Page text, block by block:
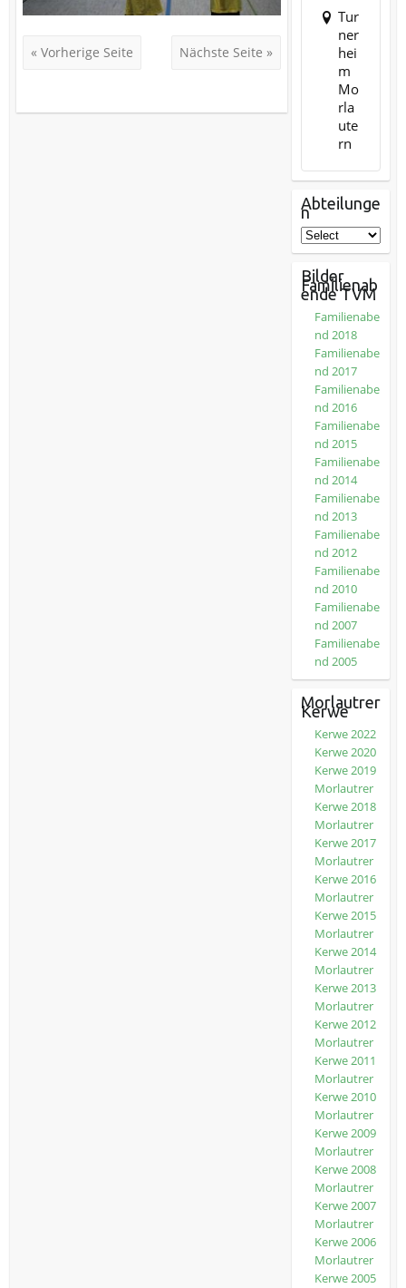
« Vorherige Seite Nächste Seite »
Tur
ner
hei
m
Mo
rla
ute
rn
Abteilunge
n
Bilder
Familienab
ende TVM
Familienabe
nd 2018
Familienabe
nd 2017
Familienabe
nd 2016
Familienabe
nd 2015
Familienabe
nd 2014
Familienabe
nd 2013
Familienabe
nd 2012
Familienabe
nd 2010
Familienabe
nd 2007
Familienabe
nd 2005
Morlautrer
Kerwe
Kerwe 2022
Kerwe 2020
Kerwe 2019
Morlautrer
Kerwe 2018
Morlautrer
Kerwe 2017
Morlautrer
Kerwe 2016
Morlautrer
Kerwe 2015
Morlautrer
Kerwe 2014
Morlautrer
Kerwe 2013
Morlautrer
Kerwe 2012
Morlautrer
Kerwe 2011
Morlautrer
Kerwe 2010
Morlautrer
Kerwe 2009
Morlautrer
Kerwe 2008
Morlautrer
Kerwe 2007
Morlautrer
Kerwe 2006
Morlautrer
Kerwe 2005